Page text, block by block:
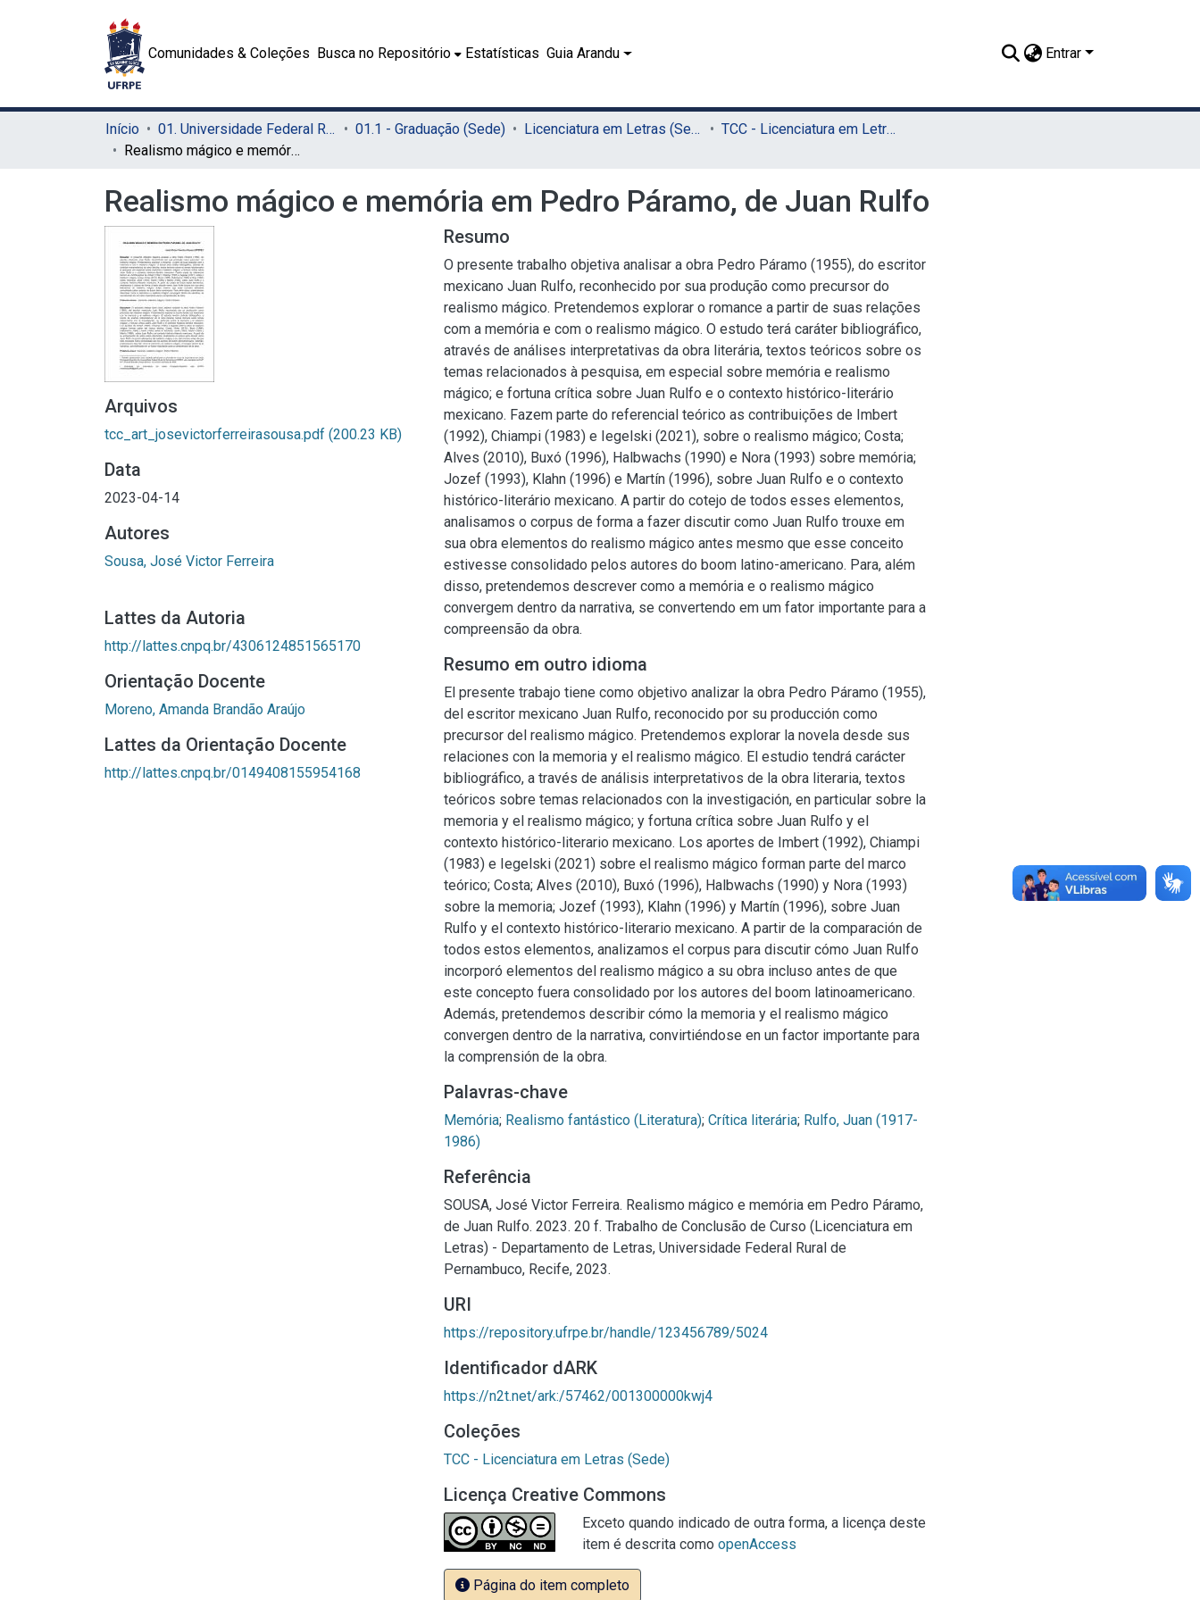
Comunidades & Coleções Busca no Repositório Estatísticas Guia Arandu Entrar
Início 01. Universidade Federal Rural de Pernambuco - UFRPE (Sede) 01.1 - Graduação (Sede) Licenciatura em Letras (Sede)
TCC - Licenciatura em Letras (Sede)
Realismo mágico e memória em Pedro Páramo, de Juan Rulfo
Realismo mágico e memória em Pedro Páramo, de Juan Rulfo
Arquivos
tcc_art_josevictorferreirasousa.pdf (200.23 KB)
Data
2023-04-14
Autores
Sousa, José Victor Ferreira
Lattes da Autoria
http://lattes.cnpq.br/4306124851565170
Orientação Docente
Moreno, Amanda Brandão Araújo
Lattes da Orientação Docente
http://lattes.cnpq.br/0149408155954168
Resumo
O presente trabalho objetiva analisar a obra Pedro Páramo (1955), do escritor
mexicano Juan Rulfo, reconhecido por sua produção como precursor do
realismo mágico. Pretendemos explorar o romance a partir de suas relações
com a memória e com o realismo mágico. O estudo terá caráter bibliográfico,
através de análises interpretativas da obra literária, textos teóricos sobre os
temas relacionados à pesquisa, em especial sobre memória e realismo
mágico; e fortuna crítica sobre Juan Rulfo e o contexto histórico-literário
mexicano. Fazem parte do referencial teórico as contribuições de Imbert
(1992), Chiampi (1983) e Iegelski (2021), sobre o realismo mágico; Costa;
Alves (2010), Buxó (1996), Halbwachs (1990) e Nora (1993) sobre memória;
Jozef (1993), Klahn (1996) e Martín (1996), sobre Juan Rulfo e o contexto
histórico-literário mexicano. A partir do cotejo de todos esses elementos,
analisamos o corpus de forma a fazer discutir como Juan Rulfo trouxe em
sua obra elementos do realismo mágico antes mesmo que esse conceito
estivesse consolidado pelos autores do boom latino-americano. Para, além
disso, pretendemos descrever como a memória e o realismo mágico
convergem dentro da narrativa, se convertendo em um fator importante para a
compreensão da obra.
Resumo em outro idioma
El presente trabajo tiene como objetivo analizar la obra Pedro Páramo (1955),
del escritor mexicano Juan Rulfo, reconocido por su producción como
precursor del realismo mágico. Pretendemos explorar la novela desde sus
relaciones con la memoria y el realismo mágico. El estudio tendrá carácter
bibliográfico, a través de análisis interpretativos de la obra literaria, textos
teóricos sobre temas relacionados con la investigación, en particular sobre la
memoria y el realismo mágico; y fortuna crítica sobre Juan Rulfo y el
contexto histórico-literario mexicano. Los aportes de Imbert (1992), Chiampi
(1983) e Iegelski (2021) sobre el realismo mágico forman parte del marco
teórico; Costa; Alves (2010), Buxó (1996), Halbwachs (1990) y Nora (1993)
sobre la memoria; Jozef (1993), Klahn (1996) y Martín (1996), sobre Juan
Rulfo y el contexto histórico-literario mexicano. A partir de la comparación de
todos estos elementos, analizamos el corpus para discutir cómo Juan Rulfo
incorporó elementos del realismo mágico a su obra incluso antes de que
este concepto fuera consolidado por los autores del boom latinoamericano.
Además, pretendemos describir cómo la memoria y el realismo mágico
convergen dentro de la narrativa, convirtiéndose en un factor importante para
la comprensión de la obra.
Palavras-chave
Memória; Realismo fantástico (Literatura); Crítica literária; Rulfo, Juan (1917-
1986)
Referência
SOUSA, José Victor Ferreira. Realismo mágico e memória em Pedro Páramo,
de Juan Rulfo. 2023. 20 f. Trabalho de Conclusão de Curso (Licenciatura em
Letras) - Departamento de Letras, Universidade Federal Rural de
Pernambuco, Recife, 2023.
URI
https://repository.ufrpe.br/handle/123456789/5024
Identificador dARK
https://n2t.net/ark:/57462/001300000kwj4
Coleções
TCC - Licenciatura em Letras (Sede)
Licença Creative Commons
Exceto quando indicado de outra forma, a licença deste
item é descrita como openAccess
Página do item completo